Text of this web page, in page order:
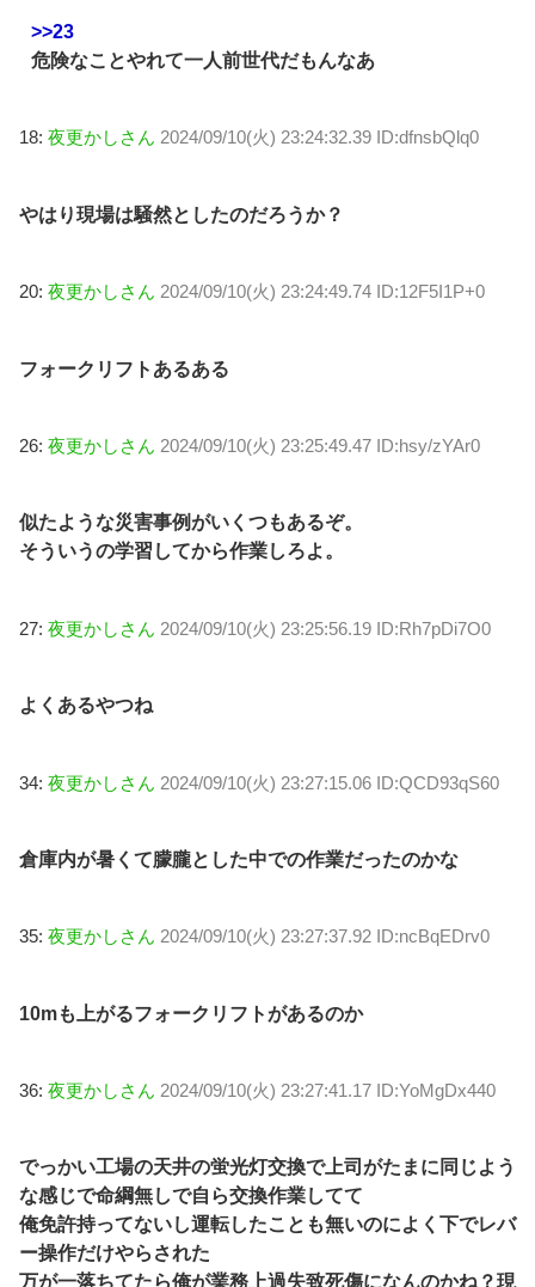
>>23
危険なことやれて一人前世代だもんなあ
18: 夜更かしさん 2024/09/10(火) 23:24:32.39 ID:dfnsbQlq0
やはり現場は騒然としたのだろうか？
20: 夜更かしさん 2024/09/10(火) 23:24:49.74 ID:12F5I1P+0
フォークリフトあるある
26: 夜更かしさん 2024/09/10(火) 23:25:49.47 ID:hsy/zYAr0
似たような災害事例がいくつもあるぞ。
そういうの学習してから作業しろよ。
27: 夜更かしさん 2024/09/10(火) 23:25:56.19 ID:Rh7pDi7O0
よくあるやつね
34: 夜更かしさん 2024/09/10(火) 23:27:15.06 ID:QCD93qS60
倉庫内が暑くて朦朧とした中での作業だったのかな
35: 夜更かしさん 2024/09/10(火) 23:27:37.92 ID:ncBqEDrv0
10mも上がるフォークリフトがあるのか
36: 夜更かしさん 2024/09/10(火) 23:27:41.17 ID:YoMgDx440
でっかい工場の天井の蛍光灯交換で上司がたまに同じよう
な感じで命綱無しで自ら交換作業してて
俺免許持ってないし運転したことも無いのによく下でレバ
ー操作だけやらされた
万が一落ちてたら俺が業務上過失致死傷になんのかね？現